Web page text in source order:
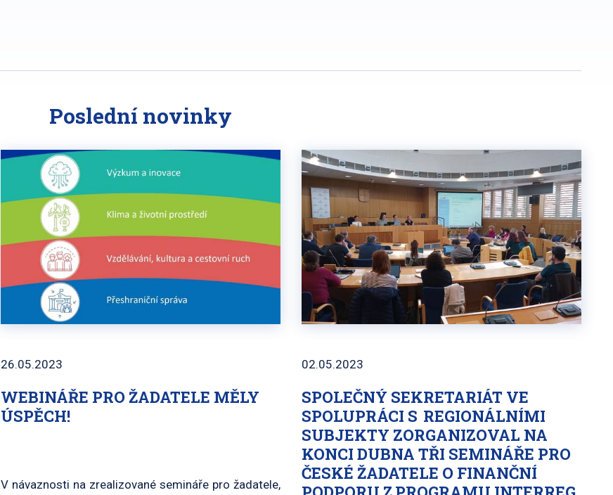
Poslední novinky
WEBINÁŘE PRO ŽADATELE MĚLY
ÚSPĚCH!
26.05.2023
V návaznosti na zrealizované semináře pro žadatele,
SPOLEČNÝ SEKRETARIÁT VE
SPOLUPRÁCI S REGIONÁLNÍMI
SUBJEKTY ZORGANIZOVAL NA
KONCI DUBNA TŘI SEMINÁŘE PRO
ČESKÉ ŽADATELE O FINANČNÍ
02.05.2023